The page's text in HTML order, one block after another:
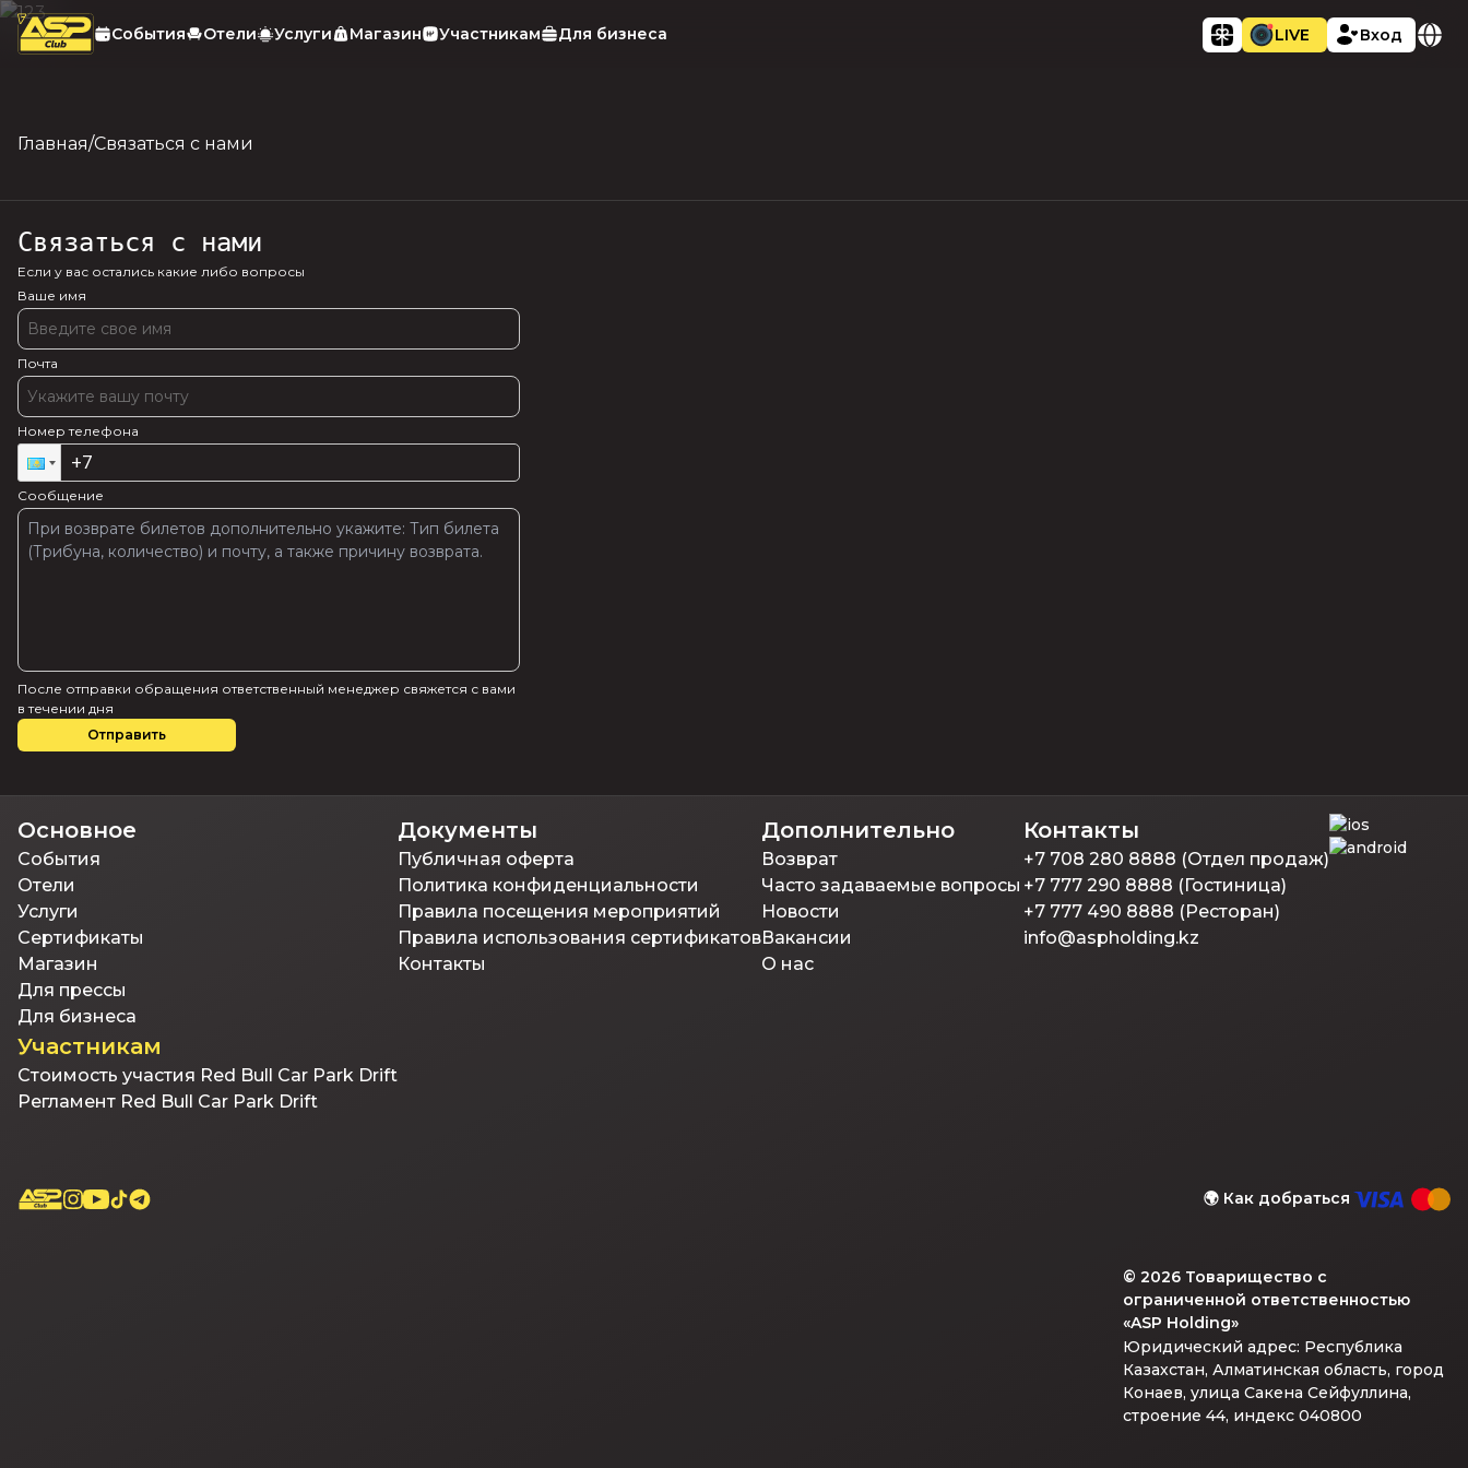
События Отели Услуги Магазин Участникам Для бизнеса LIVE Вход
Главная/Связаться с нами
Связаться с нами
Если у вас остались какие либо вопросы
Ваше имя
Почта
Номер телефона
Сообщение
После отправки обращения ответственный менеджер свяжется с вами
в течении дня
Отправить
Основное
События
Отели
Услуги
Сертификаты
Магазин
Для прессы
Для бизнеса
Участникам
Стоимость участия Red Bull Car Park Drift
Регламент Red Bull Car Park Drift
Документы
Публичная оферта
Политика конфиденциальности
Правила посещения мероприятий
Правила использования сертификатов
Контакты
Дополнительно
Возврат
Часто задаваемые вопросы
Новости
Вакансии
О нас
Контакты
+7 708 280 8888 (Отдел продаж)
+7 777 290 8888 (Гостиница)
+7 777 490 8888 (Ресторан)
info@aspholding.kz
🌍 Как добраться
© 2026 Товарищество с
ограниченной ответственностью
«ASP Holding»
Юридический адрес: Республика
Казахстан, Алматинская область, город
Конаев, улица Сакена Сейфуллина,
строение 44, индекс 040800